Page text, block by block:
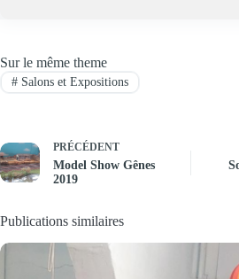
Sur le même theme
#Salons et Expositions
PRÉCÉDENT
Model Show Gênes
2019
Publications similaires